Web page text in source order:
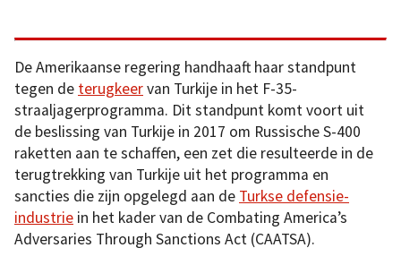
De Amerikaanse regering handhaaft haar standpunt
tegen de terugkeervan Turkije in het F-35-
straaljagerprogramma. Dit standpunt komt voort uit
de beslissing van Turkije in 2017 om Russische S-400
raketten aan te schaffen, een zet die resulteerde in de
terugtrekking van Turkije uit het programma en
sancties die zijn opgelegd aan de Turkse defensie-
industrie in het kader van de Combating America’s
Adversaries Through Sanctions Act (CAATSA).